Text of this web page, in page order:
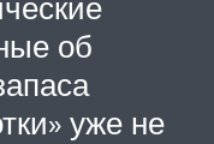
об
уже не